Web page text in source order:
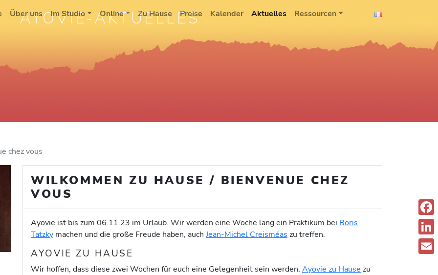
Über uns Im Studio Online Zu Hause Preise Kalender Aktuelles Ressourcen
AYOVIE-AKTUELLES
chez vous
WILKOMMEN ZU HAUSE / BIENVENUE CHEZ
VOUS
Ayovie ist bis zum 06.11.23 im Urlaub. Wir werden eine Woche lang ein Praktikum bei Boris
Tatzky machen und die große Freude haben, auchJean-Michel Creisméas zu treffen.
AYOVIE ZU HAUSE
Wir hoffen, dass diese zwei Wochen für euch eine Gelegenheit sein werden, Ayovie zu Hause zu
F
a
c
L